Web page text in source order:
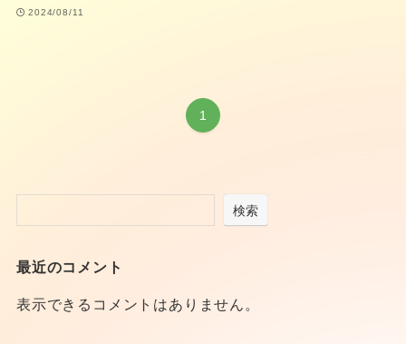
2024/08/11
1
検索
最近のコメント
表示できるコメントはありません。